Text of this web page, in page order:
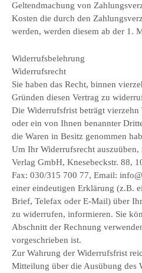
Geltendmachung von
Kosten die durch den
werden, werden diesem ab der 1.
Widerrufsbelehrung
Widerrufsrecht
Sie haben das Recht, binnen
Gründen diesen Vertrag zu
Die Widerrufsfrist beträgt vierzehn
oder ein von Ihnen benannter
die Waren in Besitz genommen
Um Ihr Widerrufsrecht auszuüben,
Verlag GmbH, Knesebeckstr. 88,
Fax: 030/315 700 77, Email:
einer eindeutigen Erklärung (z.B.
Brief, Telefax oder E-Mail) über
zu widerrufen, informieren. Sie
Abschnitt der Rechnung
vorgeschrieben ist.
Zur Wahrung der Widerrufsfrist
Mitteilung über die Ausübung des